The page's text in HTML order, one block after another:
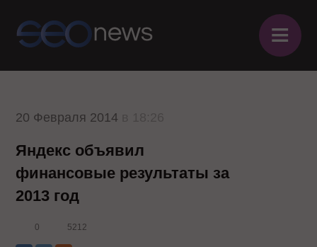
≡
20 Февраля 2014
Яндекс объявил
финансовые результаты за
2013 год
0 5212